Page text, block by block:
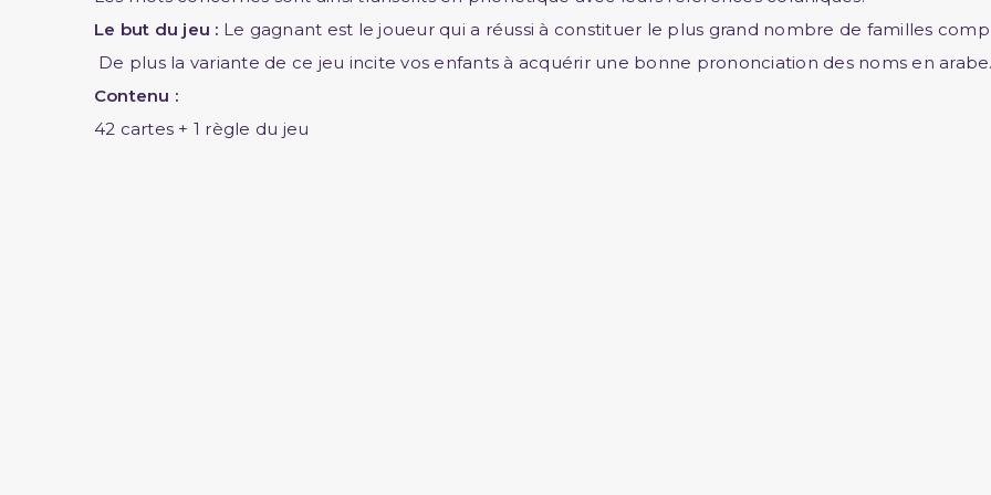
Le but du jeu : Le gagnant est le joueur qui a réussi à constituer le plus grand nombre de familles
De plus la variante de ce jeu incite vos enfants à acquérir une bonne prononciation des noms en arabe.
Contenu :
42 cartes + 1 règle du jeu